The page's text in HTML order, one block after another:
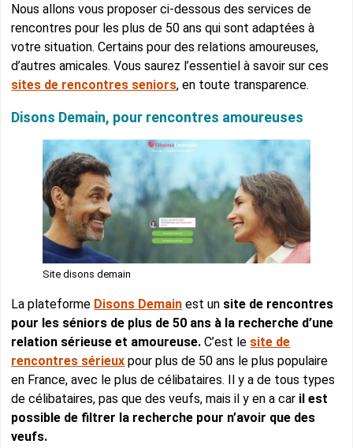
Nous allons vous proposer ci-dessous des services de
rencontres pour les plus de 50 ans qui sont adaptées à
votre situation. Certains pour des relations amoureuses,
d’autres amicales. Vous saurez l’essentiel à savoir sur ces
sites de rencontres seniors, en toute transparence.
Disons Demain, pour rencontres amoureuses
Site disons demain
La plateforme Disons Demain est un site de rencontres
pour les séniors de plus de 50 ans à la recherche d’une
relation sérieuse et amoureuse. C’est le site de
rencontres sérieux pour plus de 50 ans le plus populaire
en France, avec le plus de célibataires. Il y a de tous types
de célibataires, pas que des veufs, mais il y en a car il est
possible de filtrer la recherche pour n’avoir que des
veufs.